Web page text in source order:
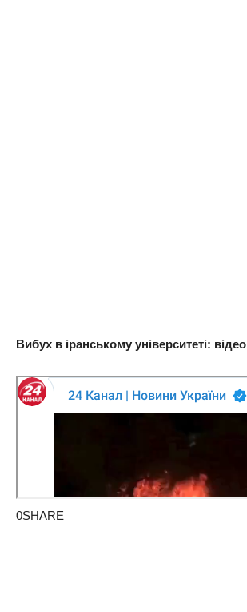
Вибух в іранському університеті: відео
0SHARE